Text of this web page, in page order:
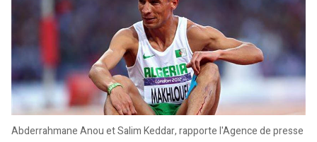
Abderrahmane Anou et Salim Keddar, rapporte l'Agence de presse